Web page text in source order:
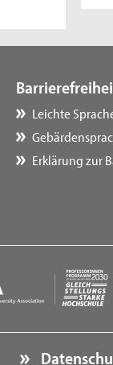
Leichte
Erklärung zur